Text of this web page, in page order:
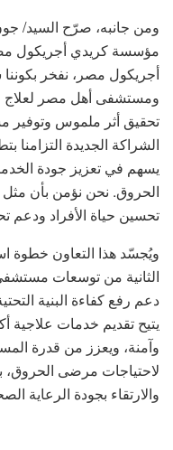
ومن جانبه، صرّح السيد/
مؤسسة كريدي أجريكول
أجريكول مصر، نفخر
ومستشفى أهل مصر لعلاج
تحقيق أثر ملموس وتوفير
الشراكة الجديدة التزامنا
يسهم في تعزيز جودة
الحروق. نحن نؤمن بأن
تحسين حياة الأفراد ودعم
ويُجسّد هذا التعاون خطوة
الثانية من توسعات
دعم رفع كفاءة البنية
يتيح تقديم خدمات
وآمنة، ويعزز من قدرة
لاحتياجات مرضى
والارتقاء بجودة الرعاية